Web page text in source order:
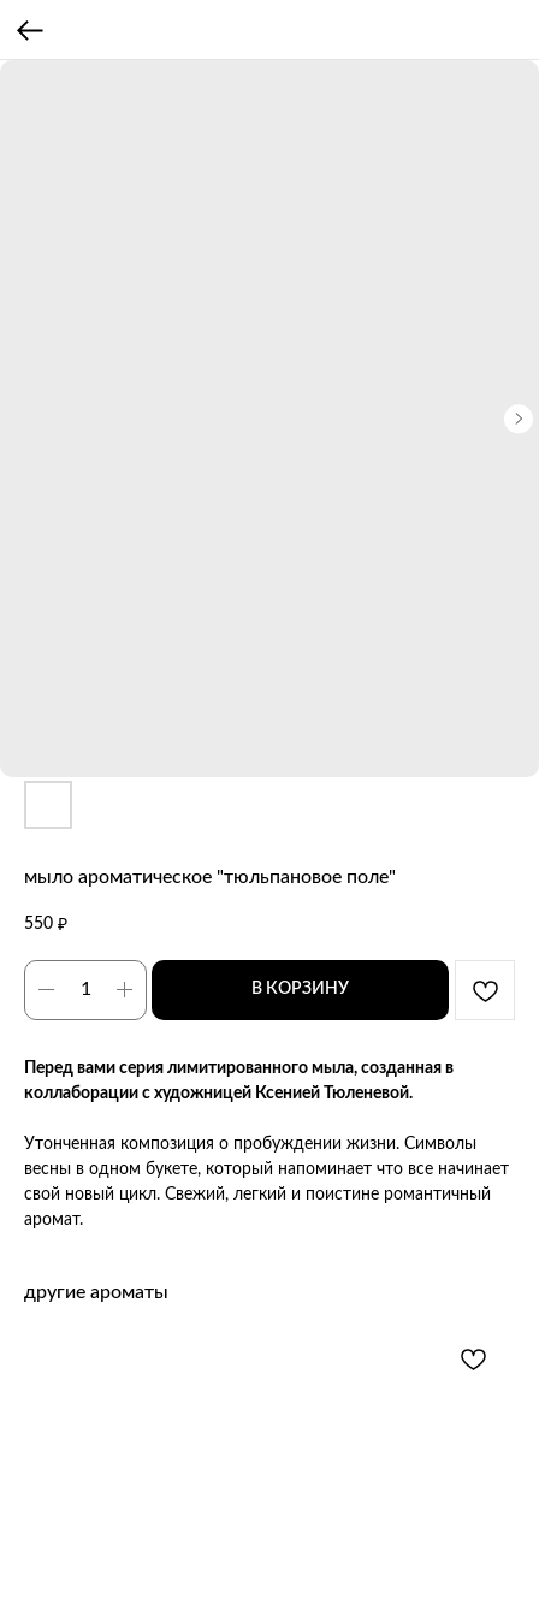
мыло ароматическое "тюльпановое поле"
550 ₽
В КОРЗИНУ
Перед вами серия лимитированного мыла, созданная в
коллаборации с художницей Ксенией Тюленевой.
Утонченная композиция о пробуждении жизни. Символы
весны в одном букете, который напоминает что все начинает
свой новый цикл. Свежий, легкий и поистине романтичный
аромат.
другие ароматы